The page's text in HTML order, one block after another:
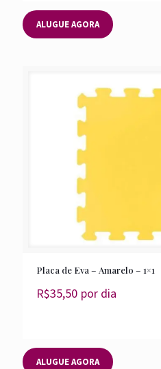
ALUGUE AGORA
Placa de Eva – Amarelo – 1×1
R$35,50 por dia
ALUGUE AGORA